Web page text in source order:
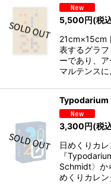
5,500 円(税
21cm×15cm
表するグラ
ーであり、
マルテンス
Typodarium
3,300円(税
日めくりカ
『
Schmidt〉か
めくりカレ